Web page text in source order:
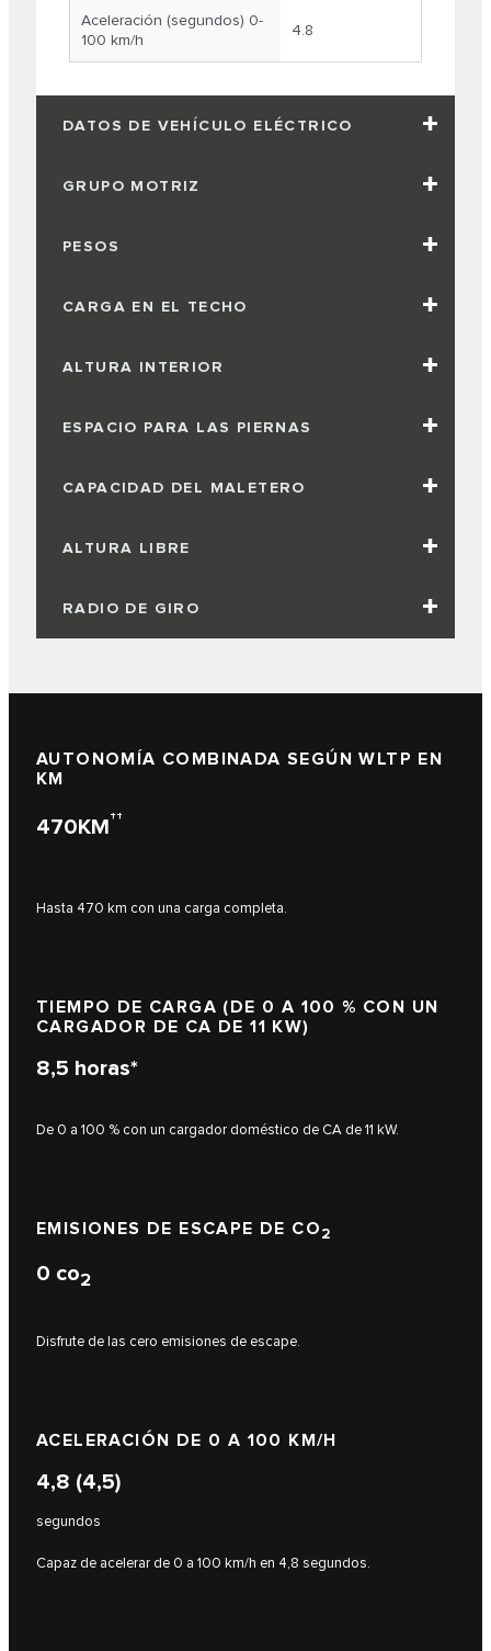
Aceleración (segundos) 0-
100 km/h
4.8
DATOS DE VEHÍCULO ELÉCTRICO
GRUPO MOTRIZ
PESOS
CARGA EN EL TECHO
ALTURA INTERIOR
ESPACIO PARA LAS PIERNAS
CAPACIDAD DEL MALETERO
ALTURA LIBRE
RADIO DE GIRO
AUTONOMÍA COMBINADA SEGÚN WLTP EN
KM
470KM††
Hasta 470 km con una carga completa.
TIEMPO DE CARGA (DE 0 A 100 % CON UN
CARGADOR DE CA DE 11 KW)
8,5 horas*
De 0 a 100 % con un cargador doméstico de CA de 11 kW.
EMISIONES DE ESCAPE DE CO2
0 co2
Disfrute de las cero emisiones de escape.
ACELERACIÓN DE 0 A 100 KM/H
4,8 (4,5)
segundos
Capaz de acelerar de 0 a 100 km/h en 4,8 segundos.